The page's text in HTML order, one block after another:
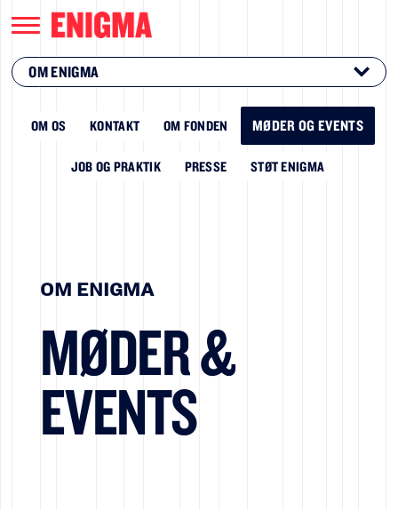
OM ENIGMA
OM OS KONTAKT OM FONDEN MØDER OG EVENTS
JOB OG PRAKTIK PRESSE STØT ENIGMA
OM ENIGMA
MØDER &
EVENTS